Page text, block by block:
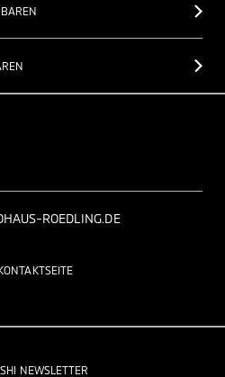
ROEDLING.DE
NEWSLETTER